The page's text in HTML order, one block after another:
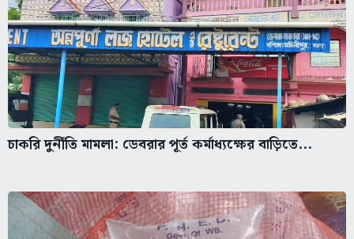
চাকরি দুর্নীতি মামলা: ডেবরার পূর্ত কর্মাধ্যক্ষের বাড়িতে...